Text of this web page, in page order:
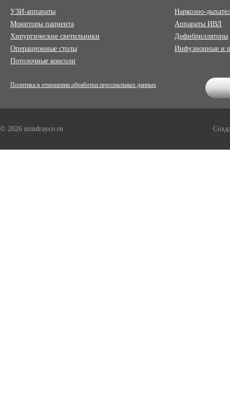
УЗИ-аппараты
Мониторы пациента
Хирургические светильники
Операционные столы
Потолочные консоли
Наркозно-
Аппараты ИВЛ
Дефибрилляторы
Инфузионные и
Политика в отношении обработки персональных данных
© 2026 mindrayco.ru